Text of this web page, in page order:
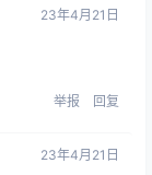
23年4月21日
举报 回复
23年4月21日